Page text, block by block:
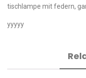
tischlampe mit federn,
yyyyy